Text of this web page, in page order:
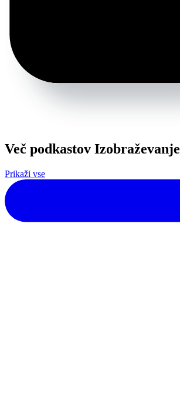
Več podkastov Izobraževanje
Prikaži vse